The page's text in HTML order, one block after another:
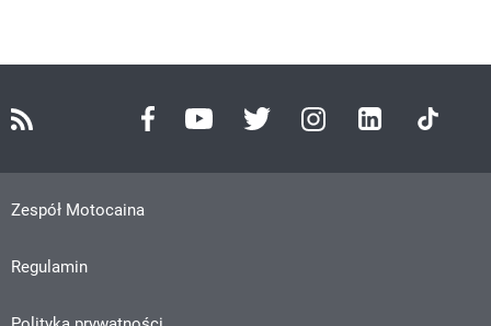
Zespół Motocaina
Regulamin